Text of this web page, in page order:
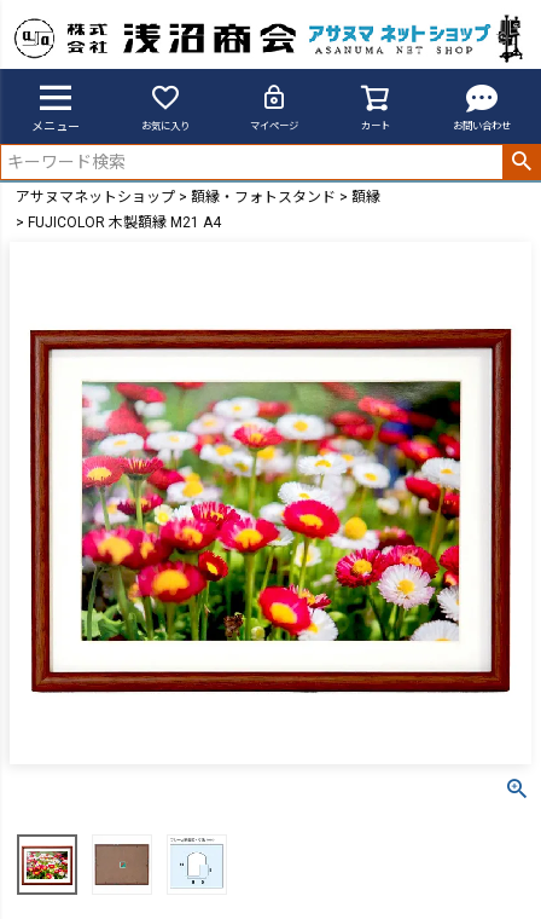
メニュー お気に入り マイページ カート お問い合わせ
アサヌマネットショップ 額縁・フォトスタンド
額縁
FUJICOLOR 木製額縁 M21 A4